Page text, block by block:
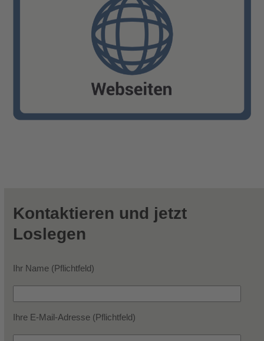
Kontaktieren und jetzt
Loslegen
Ihr Name (Pflichtfeld)
Ihre E-Mail-Adresse (Pflichtfeld)